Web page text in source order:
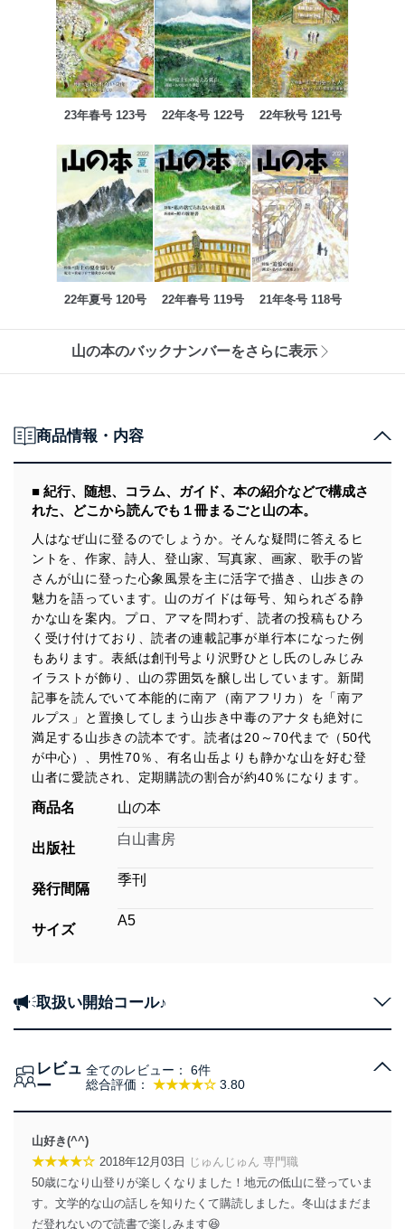
23年春号 123号 22年冬号 122号 22年秋号 121号
22年夏号 120号 22年春号 119号 21年冬号 118号
山の本のバックナンバーをさらに表示
商品情報・内容
■ 紀行、随想、コラム、ガイド、本の紹介などで構成さ
れた、どこから読んでも１冊まるごと山の本。
人はなぜ山に登るのでしょうか。そんな疑問に答えるヒ
ントを、作家、詩人、登山家、写真家、画家、歌手の皆
さんが山に登った心象風景を主に活字で描き、山歩きの
魅力を語っています。山のガイドは毎号、知られざる静
かな山を案内。プロ、アマを問わず、読者の投稿もひろ
く受け付けており、読者の連載記事が単行本になった例
もあります。表紙は創刊号より沢野ひとし氏のしみじみ
イラストが飾り、山の雰囲気を醸し出しています。新聞
記事を読んでいて本能的に南ア（南アフリカ）を「南ア
ルプス」と置換してしまう山歩き中毒のアナタも絶対に
満足する山歩きの読本です。読者は20～70代まで（50代
が中心）、男性70％、有名山岳よりも静かな山を好む登
山者に愛読され、定期購読の割合が約40％になります。
商品名 山の本
出版社
白山書房
発行間隔
季刊
サイズ
A5
取扱い開始コール♪
レビュ
ー
総合評価： ★★★★☆ 3.80
全てのレビュー： 6件
山好き(^^)
★★★★☆ 2018年12月03日
じゅんじゅん 専門職
50歳になり山登りが楽しくなりました！地元の低山に登っていま
す。文学的な山の話しを知りたくて購読しました。冬山はまだま
だ登れないので読書で楽しみます😆